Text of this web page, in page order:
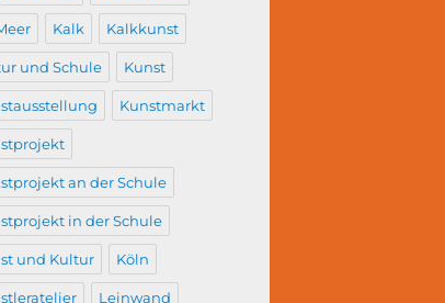
Kalk Kalkkunst
und Schule Kunst
Kunstmarkt
an der Schule
in der Schule
und Kultur Köln
Leinwand